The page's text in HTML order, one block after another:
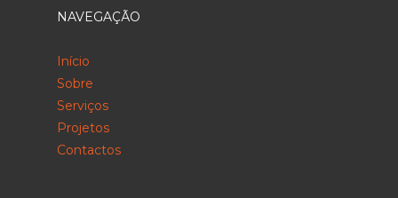
NAVEGAÇÃO
Início
Sobre
Serviços
Projetos
Contactos